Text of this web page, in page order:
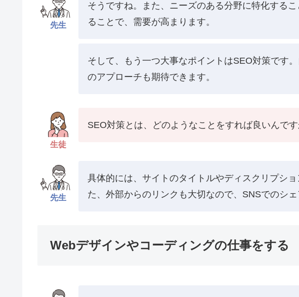
先生
そうですね。また、ニーズのある分野に特化する
ることで、需要が高まります。
そして、もう一つ大事なポイントはSEO対策です
のアプローチも期待できます。
生徒
SEO対策とは、どのようなことをすれば良いんです
先生
具体的には、サイトのタイトルやディスクリプシ
た、外部からのリンクも大切なので、SNSでのシ
Webデザインやコーディングの仕事をする